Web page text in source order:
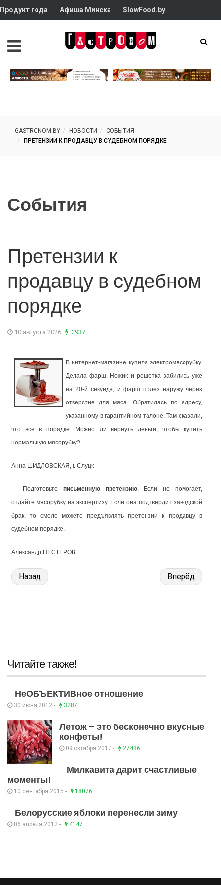
Продукт года Афиша Минска SlowFood.by
GASTRONOM.BY НОВОСТИ
СОБЫТИЯ
ПРЕТЕНЗИИ К ПРОДАВЦУ В СУДЕБНОМ ПОРЯДКЕ
События
Претензии к
продавцу в судебном
порядке
10 августа 2026 3937
В интернет-магазине купила электромясорубку.
Делала фарш. Ножик и решетка забились уже
на 20-й секунде, и фарш полез наружу через
отверстие для мяса. Обратилась по адресу,
указанному в гарантийном талоне. Там сказали,
что все в порядке. Можно ли вернуть деньги, чтобы купить
нормальную мясорубку?
Анна ШИДЛОВСКАЯ, г. Слуцк
— Подготовьте письменную претензию. Если не помогает,
отдайте мясорубку на экспертизу. Если она подтвердит заводской
брак, то смело можете предъявлять претензии к продавцу в
судебном порядке.
Александр НЕСТЕРОВ
Назад Вперёд
Читайте также!
НеОБЪЕКТИВное отношение
30 июня 2012 - 3287
Летож – это бесконечно вкусные
конфеты!
09 октября 2017 - 27436
Милкавита дарит счастливые
моменты!
10 сентября 2015 - 18076
Белорусские яблоки перенесли зиму
06 апреля 2012 - 4147